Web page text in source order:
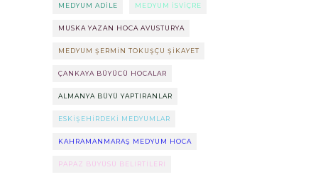
MEDYUM ADILE MEDYUM ISVIÇRE
MUSKA YAZAN HOCA AVUSTURYA
MEDYUM ŞERMIN TOKUŞÇU ŞIKAYET
ÇANKAYA BÜYÜCÜ HOCALAR
ALMANYA BÜYÜ YAPTIRANLAR
ESKIŞEHIRDEKI MEDYUMLAR
KAHRAMANMARAŞ MEDYUM HOCA
PAPAZ BÜYÜSÜ BELIRTILERI